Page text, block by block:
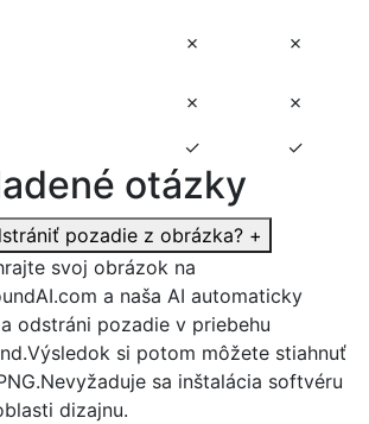
✗
✗
✗
✗
✓ ✓
otázky
pozadie z obrázka? +
svoj obrázok na
a naša AI automaticky
odstráni pozadie v priebehu
si potom môžete stiahnuť
sa inštalácia softvéru
dizajnu.